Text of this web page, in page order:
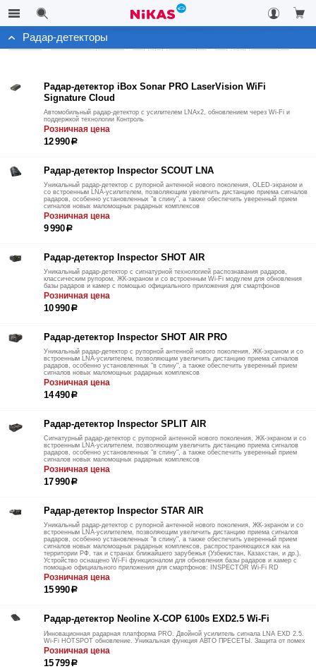
Каталог Автоэлектроника
Радар-детекторы
Радар-детектор iBox Sonar PRO LaserVision WiFi
Signature Cloud
Автомобильный радар-детектор с усилителем LNAx2, обновлением через Wi-Fi и
поддержкой технологии Контроль
Розничная цена
12 990р
Радар-детектор Inspector SCOUT LNA
Уникальный радар-детектор с рупорной антенной нового поколения, OLED-экраном и
со встроенным LNA-усилителем, позволяющим увеличить дистанцию приема сигналов
радаров, особенно установленных "в спину", а также обеспечить уверенный прием
сигналов новых маломощных радарных комплексов
Розничная цена
9 990р
Радар-детектор Inspector SHOT AIR
Уникальный радар-детектор с сигнатурной технологией распознавания радаров,
классическим рупором, ЖК-экраном и со встроенным Wi-Fi модулем для обновления
базы радаров и камер с помощью официального приложения для смартфонов
Розничная цена
10 990р
Радар-детектор Inspector SHOT AIR PRO
Уникальный радар-детектор с рупорной антенной нового поколения, ЖК-экраном и со
встроенным LNA-усилителем, позволяющим увеличить дистанцию приема сигналов
радаров, особенно установленных "в спину", а также обеспечить уверенный прием
сигналов новых маломощных радарных комплексов
Розничная цена
14 490р
Радар-детектор Inspector SPLIT AIR
Сигнатурный радар-детектор с рупорной антенной нового поколения, ЖК-экраном и со
встроенным LNA-усилителем, позволяющим увеличить дистанцию приема сигналов
радаров, особенно установленных "в спину", а также обеспечить уверенный прием
сигналов новых маломощных радарных комплексов
Розничная цена
17 990р
Радар-детектор Inspector STAR AIR
Уникальный радар-детектор с рупорной антенной нового поколения, ЖК-экраном и со
встроенным LNA-усилителем, позволяющим увеличить дистанцию приема сигналов
радаров, особенно установленных "в спину", а также обеспечить уверенный прием
сигналов новых маломощных радарных комплексов, распространяющихся как на
территории РФ, так и странах ближайшего зарубежья (Узбекистан, Казахстан, и др.).
Устройство оснащено Wi-Fi функционалом для обновления базы радаров и камер с
помощью официального приложения для смартфонов: INSPECTOR Wi-Fi RD
Розничная цена
15 990р
Радар-детектор Neoline X-COP 6100s EXD2.5 Wi-Fi
Инновационная радарная платформа PRO. Двойной усилитель сигнала LNA EXD 2.5.
Wi-Fi HOTSPOT обновление. Уникальная функция АВТО ПРЕСЕТЫ. Защита от помех
Розничная цена
15 799р